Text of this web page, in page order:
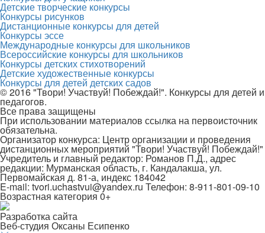
Детские творческие конкурсы
Конкурсы рисунков
Дистанционные конкурсы для детей
Конкурсы эссе
Международные конкурсы для школьников
Всероссийские конкурсы для школьников
Конкурсы детских стихотворений
Детские художественные конкурсы
Конкурсы для детей детских садов
© 2016 "Твори! Участвуй! Побеждай!". Конкурсы для детей и
педагогов.
Все права защищены
При использовании материалов ссылка на первоисточник
обязательна.
Организатор конкурса: Центр организации и проведения
дистанционных мероприятий "Твори! Участвуй! Побеждай!"
Учредитель и главный редактор: Романов П.Д., адрес
редакции: Мурманская область, г. Кандалакша, ул.
Первомайская д. 81-а, индекс 184042
E-mail: tvori.uchastvui@yandex.ru Телефон: 8-911-801-09-10
Возрастная категория 0+
Разработка сайта
Веб-студия Оксаны Есипенко